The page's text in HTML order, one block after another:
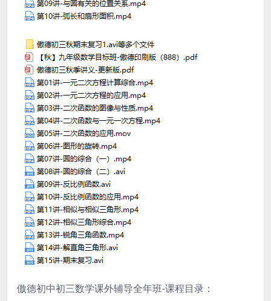
傲德初中初三数学课外辅导全年班-课程目录：